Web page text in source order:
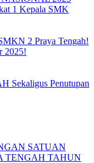
1 Kepala SMK
2 Praya Tengah!
2025!
Sekaligus Penutupan
SATUAN
TENGAH TAHUN